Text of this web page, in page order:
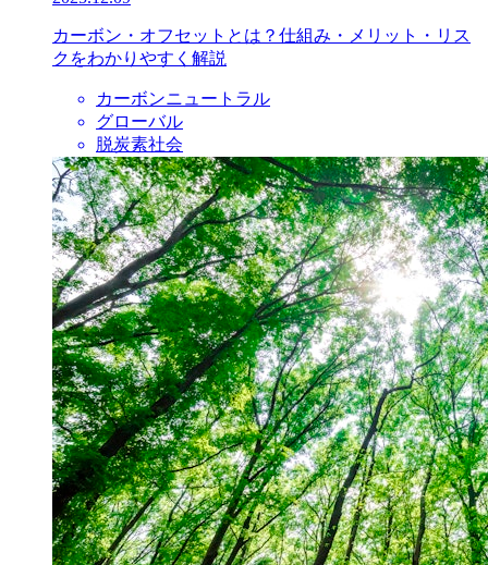
カーボン・オフセットとは？仕組み・メリット・リス
クをわかりやすく解説
カーボンニュートラル
グローバル
脱炭素社会